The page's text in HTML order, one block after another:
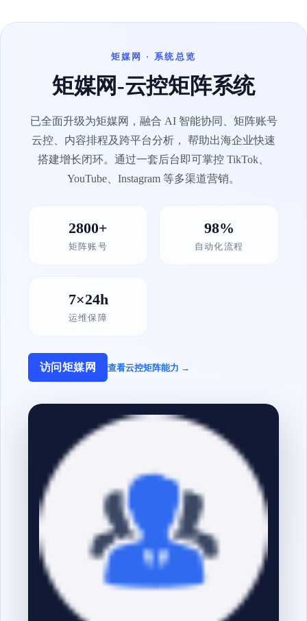
矩媒网 · 系统总览
矩媒网-云控矩阵系统
已全面升级为矩媒网，融合 AI 智能协同、矩阵账号
云控、内容排程及跨平台分析， 帮助出海企业快速
搭建增长闭环。通过一套后台即可掌控 TikTok、
YouTube、Instagram 等多渠道营销。
2800+
矩阵账号
98%
自动化流程
7×24h
运维保障
访问矩媒网 查看云控矩阵能力 →